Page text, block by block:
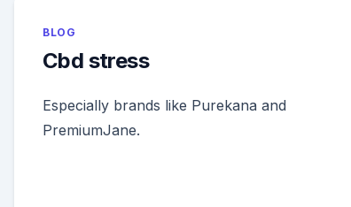
BLOG
Cbd stress
Especially brands like Purekana and
PremiumJane.